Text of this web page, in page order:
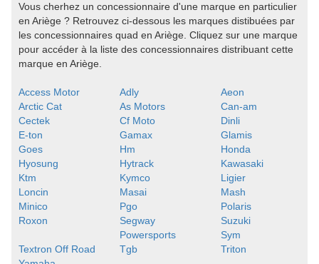
Vous cherhez un concessionnaire d'une marque en particulier
en Ariège ? Retrouvez ci-dessous les marques distibuées par
les concessionnaires quad en Ariège. Cliquez sur une marque
pour accéder à la liste des concessionnaires distribuant cette
marque en Ariège.
Access Motor Adly
Aeon
Arctic Cat
As Motors
Can-am
Cectek
Cf Moto
Dinli
E-ton
Gamax
Glamis
Goes
Hm
Honda
Hyosung
Hytrack
Kawasaki
Ktm
Kymco
Ligier
Loncin
Masai
Mash
Minico
Pgo
Polaris
Roxon
Segway
Powersports
Suzuki
Sym
Textron Off Road
Tgb
Triton